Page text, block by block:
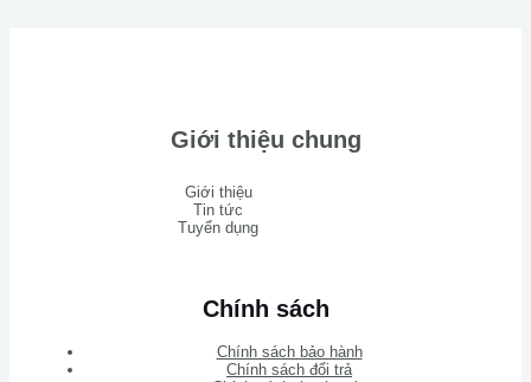
Giới thiệu chung
Giới thiệu
Tin tức
Tuyển dụng
Chính sách
Chính sách bảo hành
Chính sách đổi trả